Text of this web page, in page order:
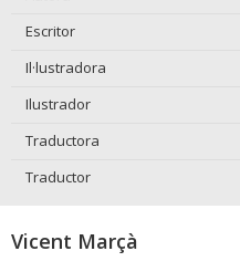
Escritor
Il·lustradora
Ilustrador
Traductora
Traductor
Vicent Marçà